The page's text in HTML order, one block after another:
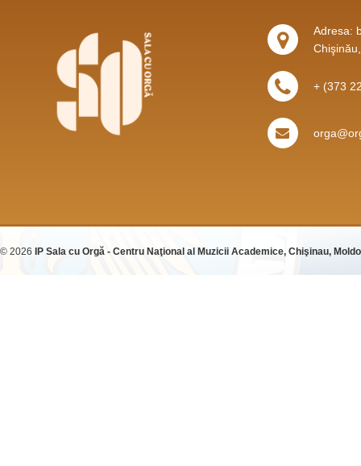
Adresa:
+ (373
© 2026 IP Sala cu Orgă - Centru Naţional al Muzicii Academice, Chişinau,